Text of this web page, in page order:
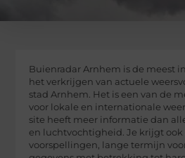
Buienradar Arnhem is de meest
het verkrijgen van actuele
stad Arnhem. Het is een van de
voor lokale en internationale
site heeft meer informatie dan
en luchtvochtigheid. Je krijgt ook
voorspellingen, lange termijn